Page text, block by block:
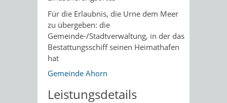
Für die Erlaubnis, die Urne dem Meer
zu übergeben: die
Gemeinde-/Stadtverwaltung, in der das
Bestattungsschiff seinen Heimathafen
hat
Gemeinde Ahorn
Leistungsdetails